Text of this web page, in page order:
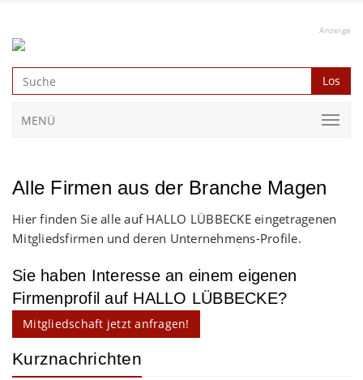
Anzeige
Los
MENÜ
Alle Firmen aus der Branche Magen
Hier finden Sie alle auf HALLO LÜBBECKE eingetragenen
Mitgliedsfirmen und deren Unternehmens-Profile.
Sie haben Interesse an einem eigenen
Firmenprofil auf HALLO LÜBBECKE?
Mitgliedschaft jetzt anfragen!
Kurznachrichten